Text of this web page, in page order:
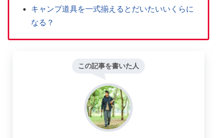
キャンプ道具を一式揃えるとだいたいいくらに
なる？
この記事を書いた人